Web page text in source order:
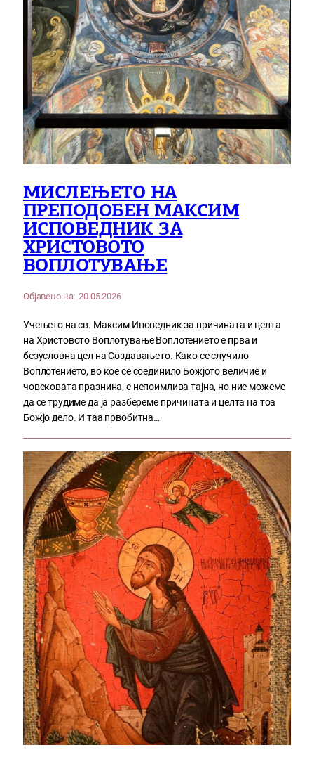
МИСЛЕЊЕТО НА
ПРЕПОДОБЕН МАКСИМ
ИСПОВЕДНИК ЗА
ХРИСТОВОТО
ВОПЛОТУВАЊЕ
Објавено на: 20.05.2026
Учењето на св. Максим Иповедник за причината и целта
на Христовото Воплотување Воплотението е прва и
безусловна цел на Создавањето. Како се случило
Воплотението, во кое се соединило Божјото величие и
човековата празнина, е непоимлива тајна, но ние можеме
да се трудиме да ја разбереме причината и целта на тоа
Божјо дело. И таа првобитна…